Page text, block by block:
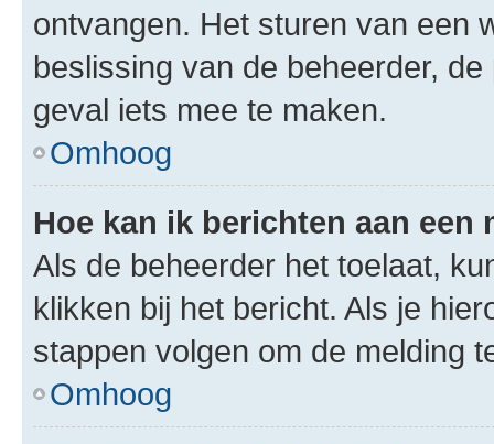
ontvangen. Het sturen van een
beslissing van de beheerder,
geval iets mee te maken.
Omhoog
Hoe kan ik berichten aan een
Als de beheerder het toelaat,
klikken bij het bericht. Als je
stappen volgen om de melding
Omhoog